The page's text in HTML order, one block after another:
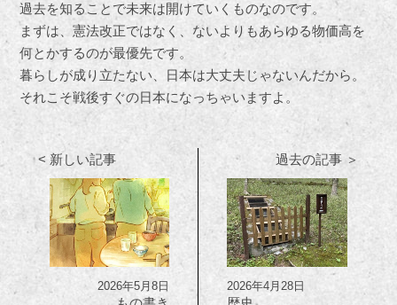
過去を知ることで未来は開けていくものなのです。
まずは、憲法改正ではなく、ないよりもあらゆる物価高を
何とかするのが最優先です。
暮らしが成り立たない、日本は大丈夫じゃないんだから。
それこそ戦後すぐの日本になっちゃいますよ。
< 新しい記事
2026年5月8日
過去の記事 ＞
2026年4月28日